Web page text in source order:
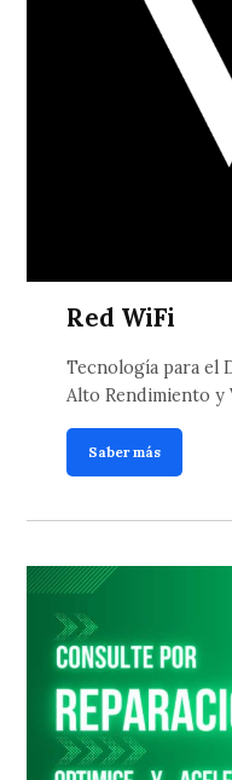
Red WiFi
Tecnología para el
Alto Rendimiento y
Saber más